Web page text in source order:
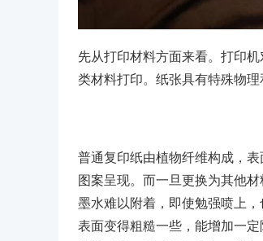
先从打印材料方面来看。打印
类材料打印。纸张具有特殊物
普通复印纸由植物纤维构成，
图案呈现。而一旦更换为其他
墨水难以附着，即使勉强喷上
表面变得粗糙一些，能增加一